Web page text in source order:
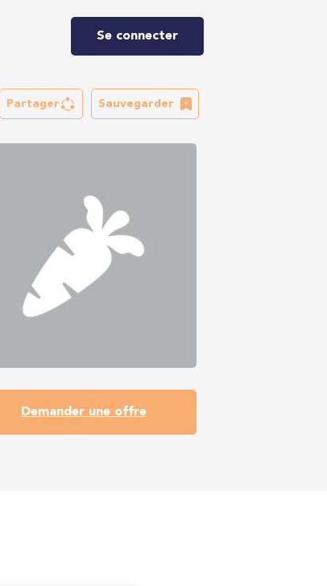
Se connecter
Partager Sauvegarder
Demander une offre